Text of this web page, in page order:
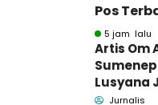
Pos
5 jam lalu
Artis Om
Lusyana
Jurnalis